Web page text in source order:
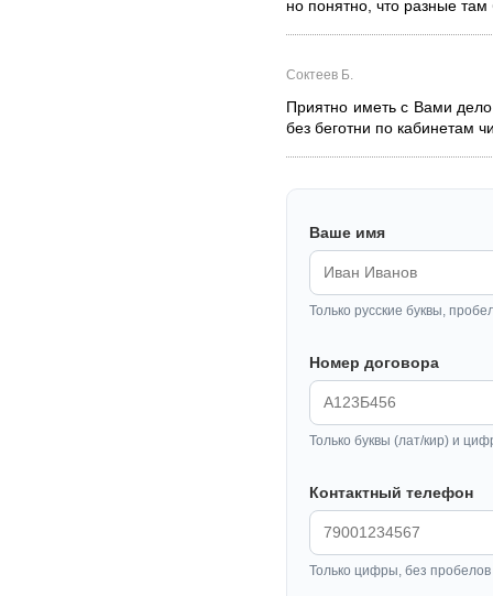
но понятно, что разные
Соктеев Б.
Приятно иметь с Вами
без беготни по кабинетам
Ваше имя
Только русские буквы,
Номер договора
Только буквы (лат/кир) и
Контактный телефон
Только цифры, без